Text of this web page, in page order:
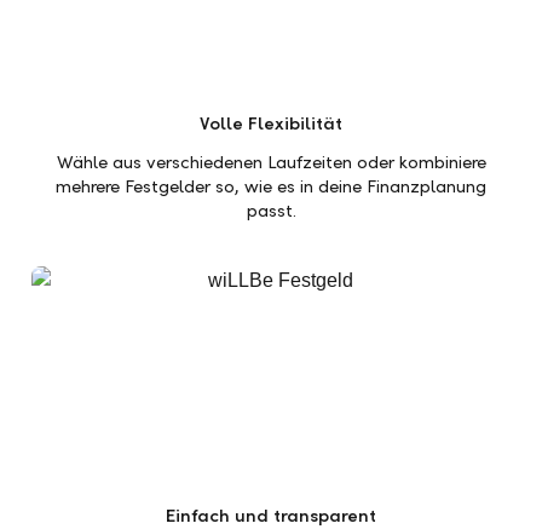
Volle Flexibilität
Wähle aus verschiedenen Laufzeiten oder kombiniere
mehrere Festgelder so, wie es in deine Finanzplanung
passt.
Einfach und transparent